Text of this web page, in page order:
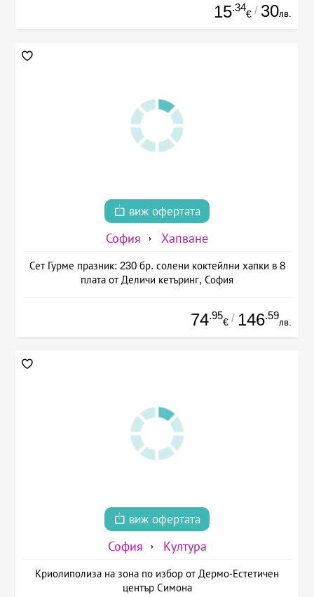
15.34
€ / 30лв.
виж офертата
София Хапване
Сет Гурме празник: 230 бр. солени коктейлни хапки в 8
плата от Деличи кетъринг, София
74.95
€ / 146.59
лв.
виж офертата
София Култура
Криолиполиза на зона по избор от Дермо-Естетичен
център Симона